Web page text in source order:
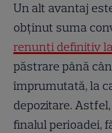
Un alt avantaj
obținut suma
renunți definitiv
păstrare până
împrumutată, la
depozitare.
finalul perioadei,